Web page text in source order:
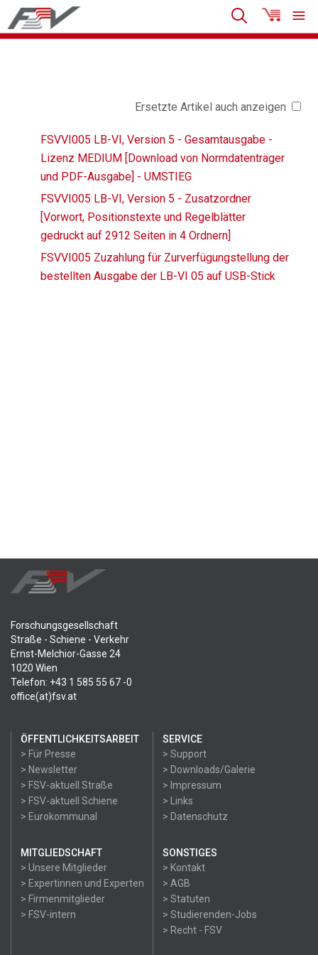
Ersetzte Artikel auch anzeigen
FSVVI005 LB-VI, Version 5 - Gesamtausgabe -
Lizenz MEDIUM [Download von Normdatenträger
und PDF-Ausgabe] - UMSTIEG
FSVVI005 LB-VI, Version 5 - Zusatzordner
[Vorwort, Positionstexte und Regelblätter
gedruckt auf 2912 Seiten in 4 Ordnern]
FSVVI005 Zuzahlung für Zurverfügungstellung der
bestellten Ausgabe der LB-VI 05 auf USB-Stick
Forschungsgesellschaft
Straße - Schiene - Verkehr
Ernst-Melchior-Gasse 24
1020 Wien
Telefon: +43 1 585 55 67 -0
office(at)fsv.at
ÖFFENTLICHKEITSARBEIT
> Für Presse
> Newsletter
> FSV-aktuell Straße
> FSV-aktuell Schiene
> Eurokommunal
SERVICE
> Support
> Downloads/Galerie
> Impressum
> Links
> Datenschutz
MITGLIEDSCHAFT
> Unsere Mitglieder
> Expertinnen und Experten
> Firmenmitglieder
> FSV-intern
SONSTIGES
> Kontakt
> AGB
> Statuten
> Studierenden-Jobs
> Recht - FSV